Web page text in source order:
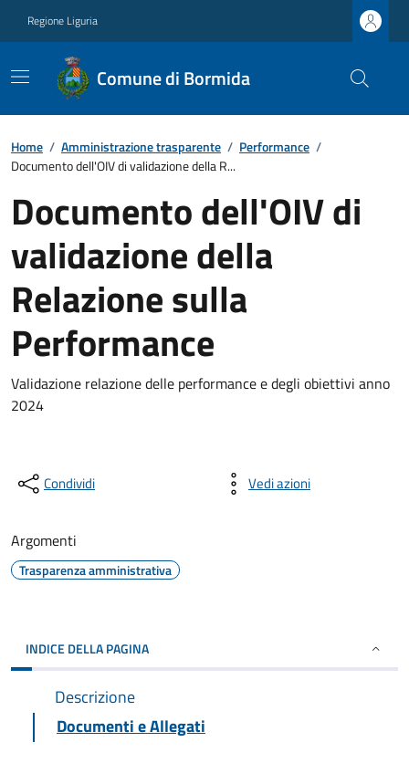
Regione Liguria
Comune di Bormida
Home / Amministrazione trasparente / Performance /
Documento dell'OIV di validazione della R...
Documento dell'OIV di
validazione della
Relazione sulla
Performance
Validazione relazione delle performance e degli obiettivi anno
2024
Condividi Vedi azioni
Argomenti
Trasparenza amministrativa
INDICE DELLA PAGINA
Descrizione
Documenti e Allegati